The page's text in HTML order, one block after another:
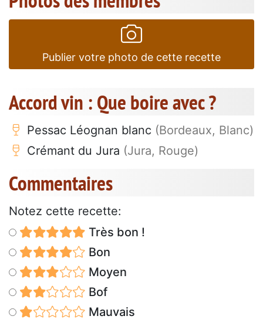
Publier votre photo de cette recette
Accord vin : Que boire avec ?
Pessac Léognan blanc (Bordeaux, Blanc)
Crémant du Jura (Jura, Rouge)
Commentaires
Notez cette recette:
Très bon !
Bon
Moyen
Bof
Mauvais